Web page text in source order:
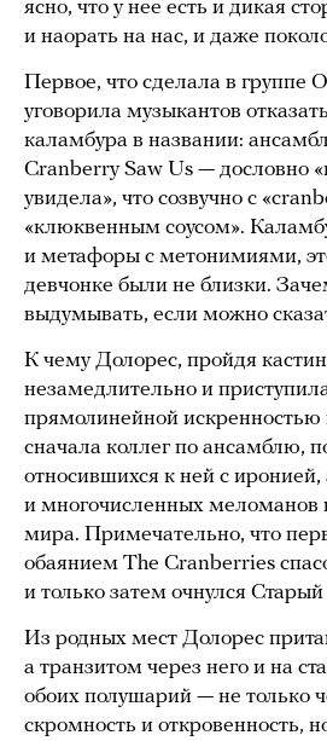
ясно, что у нее есть и дикая
и наорать на нас, и даже
Первое, что сделала в группе
уговорила музыкантов
каламбура в названии:
Cranberry Saw Us — дословно
увидела», что созвучно с
«клюквенным соусом».
и метафоры с метонимиями,
девчонке были не близки.
выдумывать, если можно
К чему Долорес, пройдя
незамедлительно и
прямолинейной искренностью
сначала коллег по ансамблю,
относившихся к ней с
и многочисленных меломанов
мира. Примечательно, что
обаянием The Cranberries
и только затем очнулся
Из родных мест Долорес
а транзитом через него и на
обоих полушарий — не только
скромность и откровенность,